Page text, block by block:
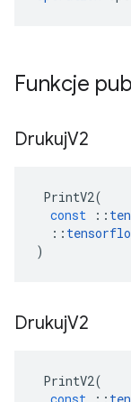
Funkcje
DrukujV2
PrintV2(
const
::
::
)
DrukujV2
PrintV2(